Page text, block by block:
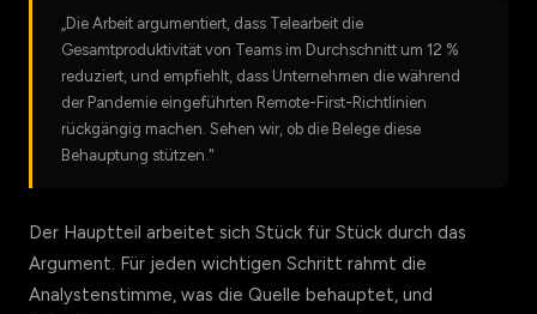
„Die Arbeit argumentiert, dass Telearbeit die
Gesamtproduktivität von Teams im Durchschnitt um 12 %
reduziert, und empfiehlt, dass Unternehmen die während
der Pandemie eingeführten Remote-First-Richtlinien
rückgängig machen. Sehen wir, ob die Belege diese
Behauptung stützen."
Der Hauptteil arbeitet sich Stück für Stück durch das
Argument. Für jeden wichtigen Schritt rahmt die
Analystenstimme, was die Quelle behauptet, und